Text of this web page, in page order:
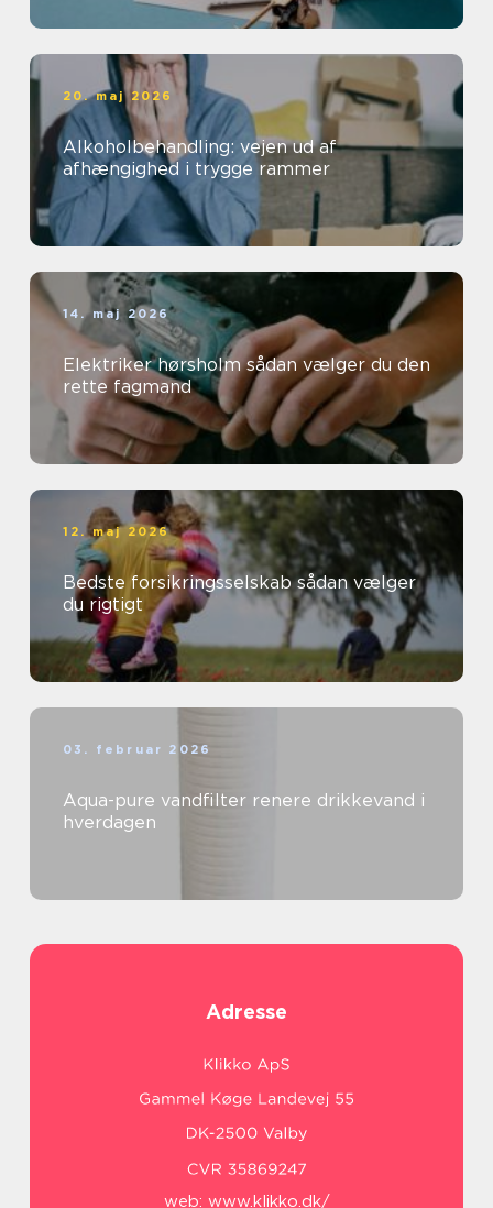
20. maj 2026
Alkoholbehandling: vejen ud af
afhængighed i trygge rammer
14. maj 2026
Elektriker hørsholm sådan vælger du den
rette fagmand
12. maj 2026
Bedste forsikringsselskab sådan vælger
du rigtigt
03. februar 2026
Aqua-pure vandfilter renere drikkevand i
hverdagen
Adresse
web: www.klikko.dk/